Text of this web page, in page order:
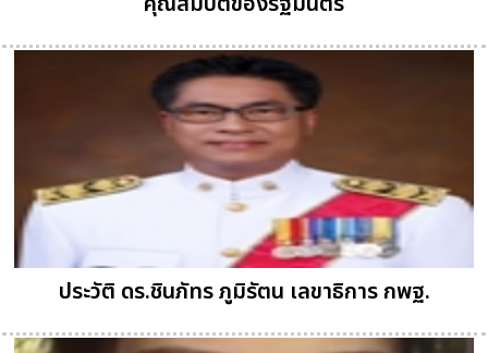
ประวัติ ดร.ชินภัทร ภูมิรัตน เลขาธิการ กพฐ.